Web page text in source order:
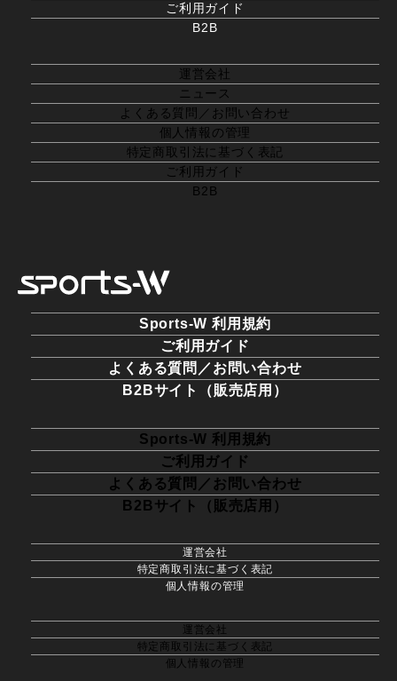
ご利用ガイド
B2B
運営会社
ニュース
よくある質問／お問い合わせ
個人情報の管理
特定商取引法に基づく表記
ご利用ガイド
B2B
Sports-W 利用規約
ご利用ガイド
よくある質問／お問い合わせ
B2Bサイト（販売店用）
Sports-W 利用規約
ご利用ガイド
よくある質問／お問い合わせ
B2Bサイト（販売店用）
運営会社
特定商取引法に基づく表記
個人情報の管理
運営会社
特定商取引法に基づく表記
個人情報の管理